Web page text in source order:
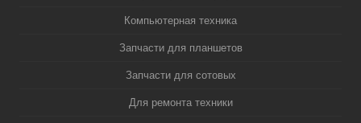
Компьютерная техника
Запчасти для планшетов
Запчасти для сотовых
Для ремонта техники